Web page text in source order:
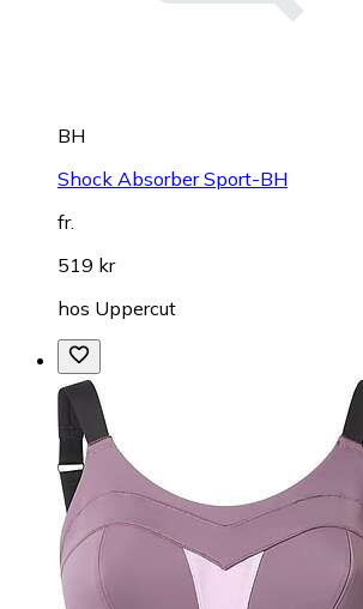
BH
Shock Absorber Sport-BH
fr.
519 kr
hos Uppercut